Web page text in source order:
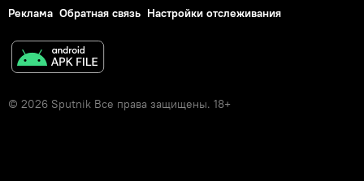
Реклама Обратная связь Настройки отслеживания
© 2026 Sputnik Все права защищены. 18+